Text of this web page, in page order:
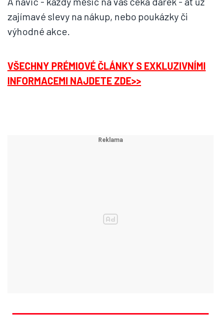
zajímavé slevy na nákup, nebo poukázky či
výhodné akce.
VŠECHNY PRÉMIOVÉ ČLÁNKY S EXKLUZIVNÍMI
INFORMACEMI NAJDETE ZDE>>